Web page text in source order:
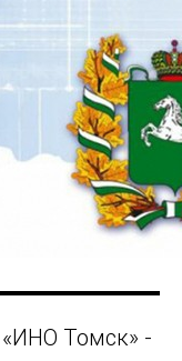
Томск» -